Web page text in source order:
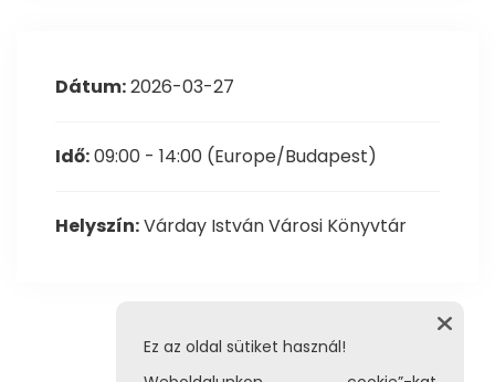
Dátum:2026-03-27
Idő:09:00 - 14:00 (Europe/Budapest)
Helyszín:Várday István Városi Könyvtár
Ez az oldal sütiket használ!